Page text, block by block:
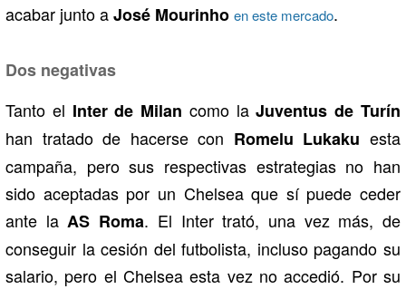
acabar junto aJosé Mourinho en este mercado.
Dos negativas
Tanto el Inter de Milan como laJuventus de Turín
han tratado de hacerse con Romelu Lukaku esta
campaña, pero sus respectivas estrategias no han
sido aceptadas por un Chelsea que sí puede ceder
ante la AS Roma. El Inter trató, una vez más, de
conseguir la cesión del futbolista, incluso pagando su
salario, pero el Chelsea esta vez no accedió. Por su